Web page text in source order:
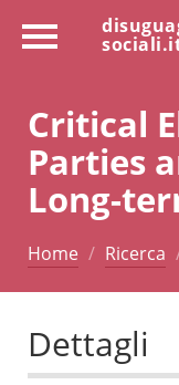
Critical
Parties
Long-
Home Ricerca
Dettagli